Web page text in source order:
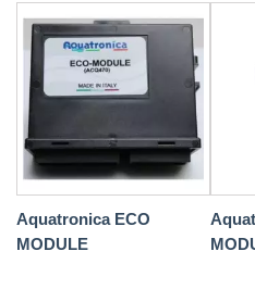
Aquatronica ECO
MODULE